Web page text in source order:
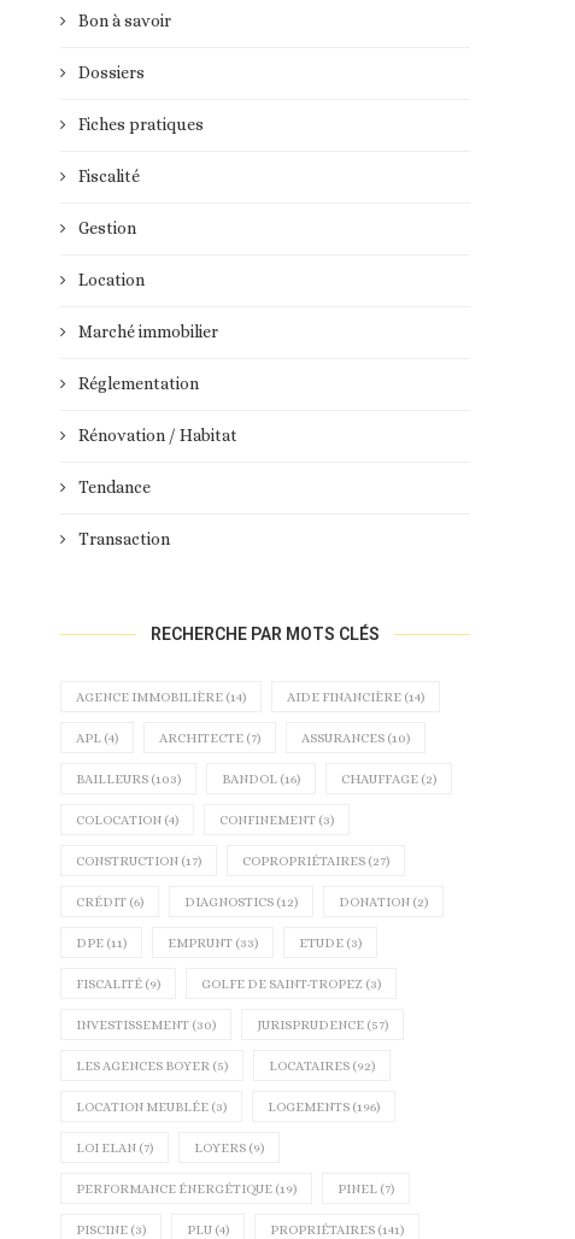
Bon à savoir
Dossiers
Fiches pratiques
Fiscalité
Gestion
Location
Marché immobilier
Réglementation
Rénovation / Habitat
Tendance
Transaction
RECHERCHE PAR MOTS CLÉS
AGENCE IMMOBILIÈRE (14) AIDE FINANCIÈRE (14)
APL (4) ARCHITECTE (7) ASSURANCES (10)
BAILLEURS (103) BANDOL (16) CHAUFFAGE (2)
COLOCATION (4) CONFINEMENT (3)
CONSTRUCTION (17) COPROPRIÉTAIRES (27)
CRÉDIT (6) DIAGNOSTICS (12) DONATION (2)
DPE (11) EMPRUNT (33) ETUDE (3)
FISCALITÉ (9) GOLFE DE SAINT-TROPEZ (3)
INVESTISSEMENT (30) JURISPRUDENCE (57)
LES AGENCES BOYER (5) LOCATAIRES (92)
LOCATION MEUBLÉE (3) LOGEMENTS (196)
LOI ELAN (7) LOYERS (9)
PERFORMANCE ÉNERGÉTIQUE (19) PINEL (7)
PISCINE (3) PLU (4) PROPRIÉTAIRES (141)